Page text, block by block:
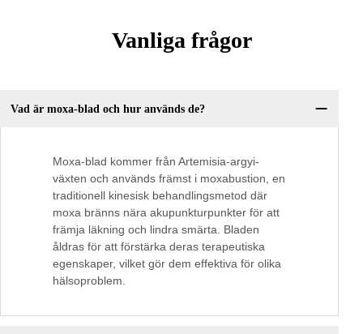
Vanliga frågor
Vad är moxa-blad och hur används de?
Moxa-blad kommer från Artemisia-argyi-
växten och används främst i moxabustion, en
traditionell kinesisk behandlingsmetod där
moxa bränns nära akupunkturpunkter för att
främja läkning och lindra smärta. Bladen
åldras för att förstärka deras terapeutiska
egenskaper, vilket gör dem effektiva för olika
hälsoproblem.